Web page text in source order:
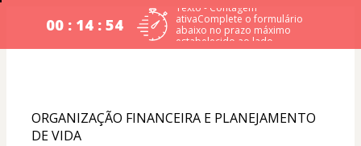
00 : 14 : 53
Texto - Contagem
ativaComplete o formulário
abaixo no prazo máximo
estabelecido ao lado.
ORGANIZAÇÃO FINANCEIRA E PLANEJAMENTO
DE VIDA